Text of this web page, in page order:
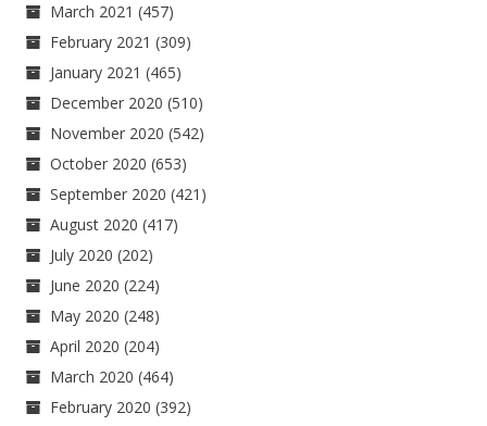
March 2021 (457)
February 2021 (309)
January 2021 (465)
December 2020 (510)
November 2020 (542)
October 2020 (653)
September 2020 (421)
August 2020 (417)
July 2020 (202)
June 2020 (224)
May 2020 (248)
April 2020 (204)
March 2020 (464)
February 2020 (392)